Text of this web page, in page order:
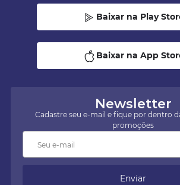
Newsletter
Cadastre seu e-mail e fique por dentro
promoções
Enviar
Baixar na Play
Baixar na App